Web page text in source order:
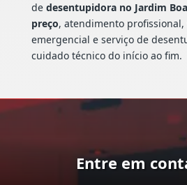
de desentupidora no Jardim
preço, atendimento
emergencial e serviço de
cuidado técnico do início ao fim.
Entre em